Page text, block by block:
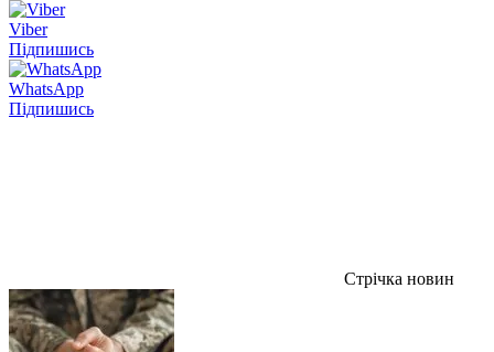
Viber
Підпишись
WhatsApp
Підпишись
Стрічка новин